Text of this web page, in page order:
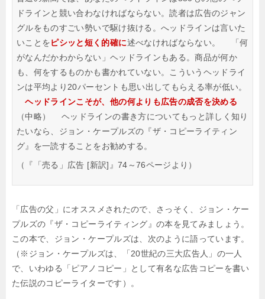
ドラインと競い合わなければならない。読者は広告のジャン
グルをものすごい勢いで駆け抜ける。へッドラインは言いた
いことをピシッと短く的確に述べなければならない。
「何
がなんだかわからない」ヘッドラインもある。商品が何か
も、何をするものかも書かれていない。こういうヘッドライ
ンは平均より20パーセントも思い出してもらえる率が低い。
ヘッドラインこそが、他の何よりも広告の成否を決める
（中略）
ヘッドラインの書き方についてもっと詳しく知り
たいなら、ジョン・ケープルズの『ザ・コピーライティン
グ』を一読することをお勧めする。
（『「売る」広告 [新訳]』74～76ページより）
「広告の父」にオススメされたので、さっそく、ジョン・ケー
プルズの『ザ・コピーライティング』の本を見てみましょう。
この本で、ジョン・ケープルズは、次のように語っています。
（※ジョン・ケープルズは、「20世紀の三大広告人」の一人
で、いわゆる「ピアノコピー」として有名な広告コピーを書い
た伝説のコピーライターです）。